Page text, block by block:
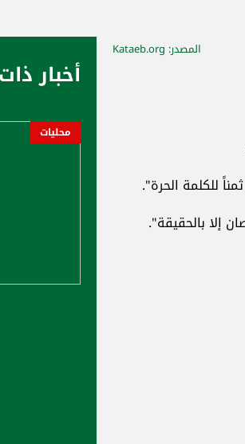
المصدر: Kataeb.org
للكلمة الحرة".
إلا بالحقيقة".
أخبار
محليات